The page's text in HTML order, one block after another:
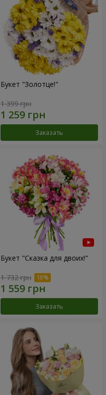
Букет "Золотце!"
1 399 грн
Заказать
Букет "Сказка для двоих!"
1 732 грн
Заказать